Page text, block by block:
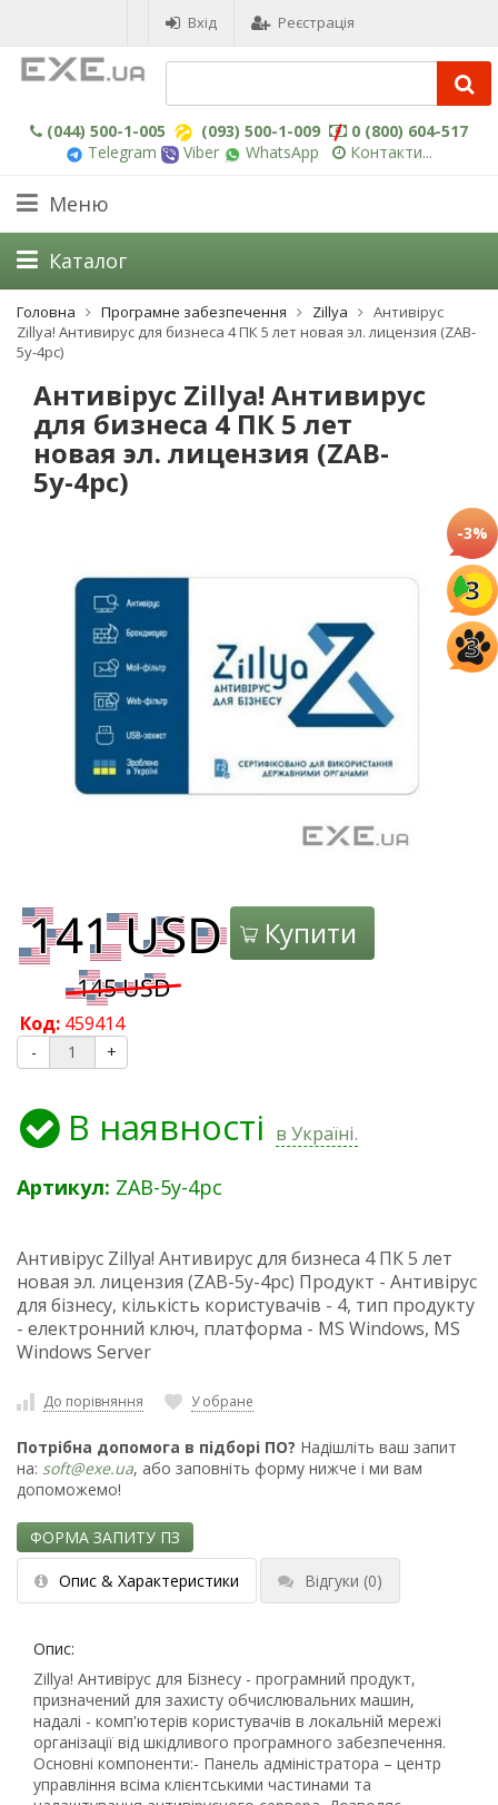
Вхід Реєстрація
(044) 500-1-005 (093) 500-1-009
0 (800) 604-517
Telegram
Viber WhatsApp Контакти...
Меню
Головна Програмне забезпечення Zillya
Антивірус
Zillya! Антивирус для бизнеса 4 ПК 5 лет новая эл. лицензия (ZAB-
5y-4pc)
Антивірус Zillya! Антивирус
для бизнеса 4 ПК 5 лет
новая эл. лицензия (ZAB-
5y-4pc)
-3%
3
3
Купити
Код: 459414
- +
В наявності в Україні.
Артикул: ZAB-5y-4pc
Антивірус Zillya! Антивирус для бизнеса 4 ПК 5 лет
новая эл. лицензия (ZAB-5y-4pc) Продукт - Антивірус
для бізнесу, кількість користувачів - 4, тип продукту
- електронний ключ, платформа - MS Windows, MS
Windows Server
До порівняння У обране
Потрібна допомога в підборі ПО? Надішліть ваш запит
на: soft@exe.ua, або заповніть форму нижче і ми вам
допоможемо!
ФОРМА ЗАПИТУ ПЗ
Опис & Характеристики Відгуки (0)
Опис:
Zillya! Антивірус для Бізнесу - програмний продукт,
призначений для захисту обчислювальних машин,
надалі - комп'ютерів користувачів в локальній мережі
організації від шкідливого програмного забезпечення.
Основні компоненти:- Панель адміністратора – центр
управління всіма клієнтськими частинами та
Каталог